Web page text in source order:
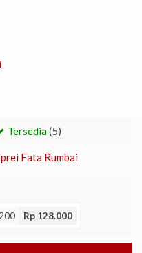
Tersedia(5)
Fata Rumbai
Rp 128.000